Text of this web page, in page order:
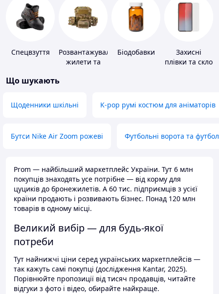
Спецвзуття
Розвантажувальні
жилети та
Біодобавки
Захисні
плівки та скло
Що шукають
Щоденники шкільні K-pop румі костюм для аніматорів
Бутси Nike Air Zoom рожеві Футбольні ворота та
Prom — найбільший маркетплейс України. Тут 6 млн
покупців знаходять усе потрібне — від корму для
цуциків до бронежилетів. А 60 тис. підприємців з усієї
країни продають і розвивають бізнес. Понад 120 млн
товарів в одному місці.
Великий вибір — для будь-якої
потреби
Тут найнижчі ціни серед українських маркетплейсів —
так кажуть самі покупці (дослідження Kantar, 2025).
Порівнюйте пропозиції від тисяч продавців, читайте
відгуки з фото і відео, обирайте найкраще.